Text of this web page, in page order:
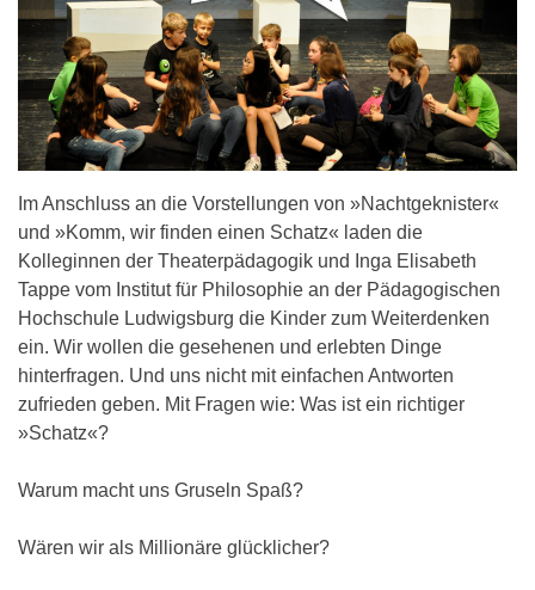
Im Anschluss an die Vorstellungen von »Nachtgeknister«
und »Komm, wir finden einen Schatz« laden die
Kolleginnen der Theaterpädagogik und Inga Elisabeth
Tappe vom Institut für Philosophie an der Pädagogischen
Hochschule Ludwigsburg die Kinder zum Weiterdenken
ein. Wir wollen die gesehenen und erlebten Dinge
hinterfragen. Und uns nicht mit einfachen Antworten
zufrieden geben. Mit Fragen wie: Was ist ein richtiger
»Schatz«?
Warum macht uns Gruseln Spaß?
Wären wir als Millionäre glücklicher?